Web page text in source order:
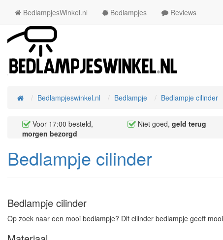
BedlampjesWinkel.nl Bedlampjes Reviews
HomeBedlampjeswinkel.nl Bedlampje Bedlampje cilinder
Voor 17:00 besteld,
morgen bezorgd
Niet goed, geld terug
Bedlampje cilinder
Bedlampje cilinder
Op zoek naar een mooi bedlampje? Dit cilinder bedlampje geeft